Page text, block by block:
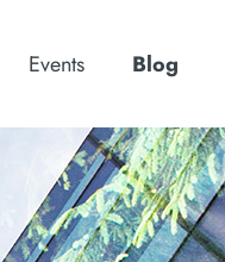
Events Blog